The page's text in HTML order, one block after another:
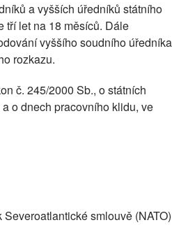
a vyšších úředníků státního
tří let na 18 měsíců. Dále
vyššího soudního
rozkazu.
č. 245/2000 Sb., o státních
o dnech pracovního klidu, ve
smlouvě